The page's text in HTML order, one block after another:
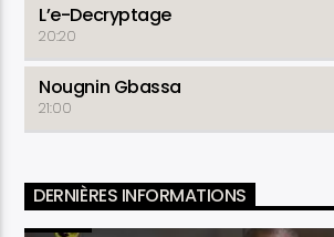
L’e-Decryptage
20:20
Nougnin Gbassa
21:00
DERNIÈRES INFORMATIONS